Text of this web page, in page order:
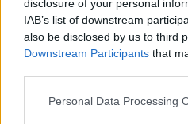
disclosure of your personal
IAB’s list of downstream
also be disclosed by us to third
Downstream Participants that
Personal Data Processing
Kunt iemand mij vertellen die
(2000mg.p.dag) Keppra
draai duizelingen heeft veel
tumor die is verwijderd (2x